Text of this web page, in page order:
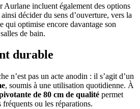
Aurlane incluent également des options
décider du sens d’ouverture, vers la
qui optimise encore davantage son
de bain.
durable
n’est pas un acte anodin : il s’agit d’un
, soumis à une utilisation quotidienne. À
de 80 cm de qualité permet
fréquents ou les réparations.